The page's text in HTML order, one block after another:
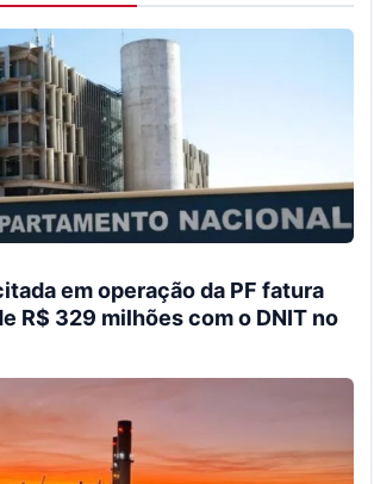
em operação da PF fatura
R$ 329 milhões com o DNIT no